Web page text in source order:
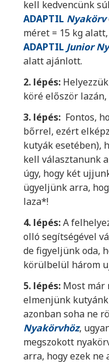
kell kedvencünk
ADAPTIL Nyakörv
méret = 15 kg
ADAPTIL Junior
alatt ajánlott.
2. lépés:
köré először
3. lépés: Fontos,
bőrrel, ezért
kutyák esetében),
kell választanunk
úgy, hogy két
ügyeljünk arra,
laza*!
4. lépés:A
olló segítségével
de figyeljünk oda,
körülbelül három
5. lépés: Most már
elmenjünk
azonban soha ne
Nyakörvhöz,
megszokott
arra, hogy ezek ne